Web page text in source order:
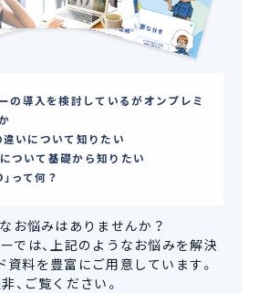
の導入を検討しているがオンプレミ
いについて知りたい
ついて基礎から知りたい
って何？
お悩みはありませんか？
では、上記のようなお悩みを解決
資料を豊富にご用意しています。
、ご覧ください。